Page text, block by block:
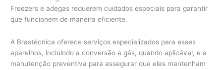
Freezers e adegas requerem cuidados especiais para garantir
que funcionem de maneira eficiente.
A Brastécnica oferece serviços especializados para esses
aparelhos, incluindo a conversão a gás, quando aplicável, e a
manutenção preventiva para assegurar que eles mantenham